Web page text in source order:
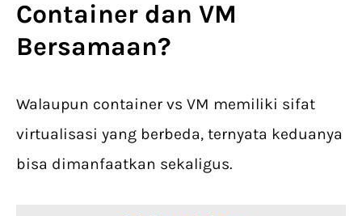
Container dan VM
Bersamaan?
Walaupun container vs VM memiliki sifat
virtualisasi yang berbeda, ternyata keduanya
bisa dimanfaatkan sekaligus.